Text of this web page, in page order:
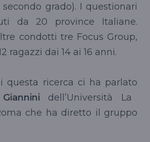
grado). I questionari
da 20 province Italiane.
condotti tre Focus Group,
ragazzi dai 14 ai 16 anni.
questa ricerca ci ha parlato
dell’Università La
che ha diretto il gruppo